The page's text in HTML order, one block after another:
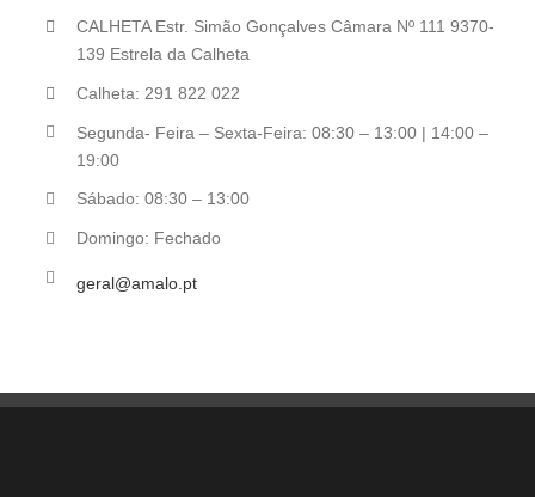
CALHETA Estr. Simão Gonçalves Câmara Nº 111 9370-
139 Estrela da Calheta
Calheta: 291 822 022
Segunda- Feira – Sexta-Feira: 08:30 – 13:00 | 14:00 –
19:00
Sábado: 08:30 – 13:00
Domingo: Fechado
geral@amalo.pt